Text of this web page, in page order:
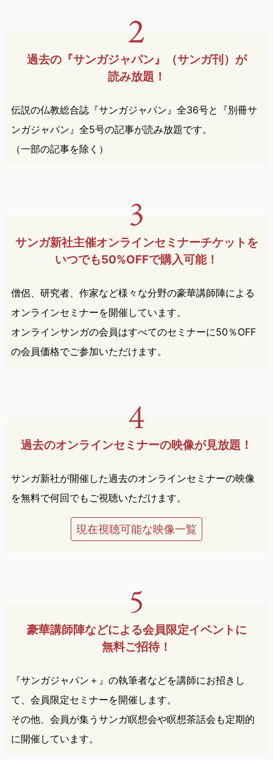
過去の『サンガジャパン』
（サンガ刊）が
読み放題！
伝説の仏教総合誌『サンガジャパン』全36号と『別冊サ
ンガジャパン』全5号の記事が読み放題です。
（一部の記事を除く）
サンガ新社主催オンラインセミナーチケットを
いつでも50%OFFで購入可能！
僧侶、研究者、作家など様々な分野の豪華講師陣による
オンラインセミナーを開催しています。
オンラインサンガの会員はすべてのセミナーに50％OFF
の会員価格でご参加いただけます。
過去のオンラインセミナーの映像が見放題！
サンガ新社が開催した過去のオンラインセミナーの映像
を無料で何回でもご視聴いただけます。
現在視聴可能な映像一覧
豪華講師陣などによる会員限定イベントに
無料ご招待！
『サンガジャパン＋』の執筆者などを講師にお招きし
て、会員限定セミナーを開催します。
その他、会員が集うサンガ瞑想会や瞑想茶話会も定期的
に開催しています。